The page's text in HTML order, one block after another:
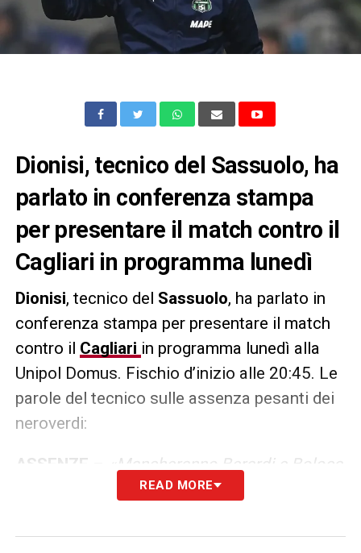
Dionisi, tecnico del Sassuolo, ha
parlato in conferenza stampa
per presentare il match contro il
Cagliari in programma lunedì
Dionisi, tecnico del Sassuolo, ha parlato in
conferenza stampa per presentare il match
contro il Cagliari in programma lunedì alla
Unipol Domus. Fischio d’inizio alle 20:45. Le
parole del tecnico sulle assenza pesanti dei
neroverdi:
ASSENZE
«Mancheranno Berardi e Boloca
ma sapevamo che il rischio era dietro
ma abbiamo giocatori che metteranno tutto
READ MORE